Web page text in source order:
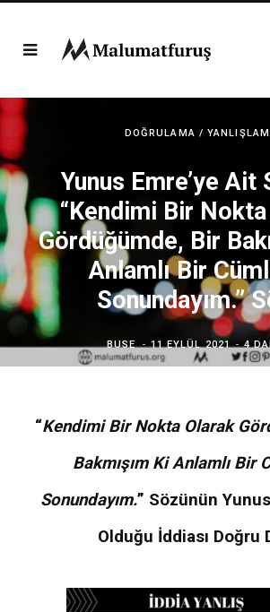
DOĞRULAMA /
Yunus Emre’ye Ait
“Kendimi Bir
Gördüğümde, Bir
Anlamlı Bir
Sonundayım.”
BUSE 11 EYLÜL 2021 4
“Kendimi Bir Nokta Olarak
Bakmışım Ki Anlamlı Bir
Sonundayım.” Sözünün
Olduğu İddiası Doğru